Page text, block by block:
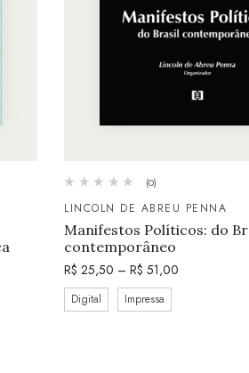
(0)
LINCOLN DE ABREU PENNA
Manifestos Políticos: do
contemporâneo
R$ 25,50 – R$ 51,00
Digital Impressa